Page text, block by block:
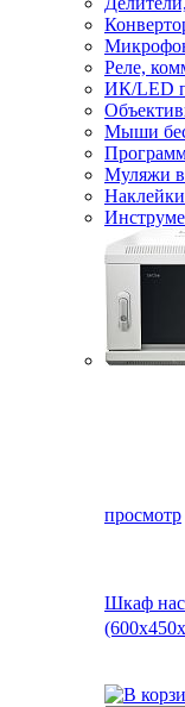
Реле,
ИК/LED
Мыши
Муляжи
Наклейки
просмотр
Шкаф